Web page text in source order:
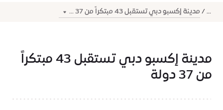
... مدينة إكسبو دبي تستقبل 43 مبتكراً من 37 ...
مدينة إكسبو دبي تستقبل 43 مبتكراً
من 37 دولة